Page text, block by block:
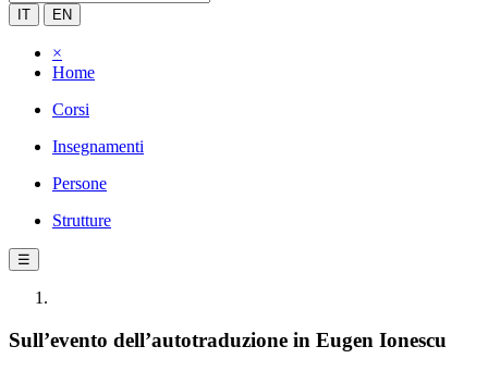
IT EN
×
Home
Corsi
Insegnamenti
Persone
Strutture
☰
Sull’evento dell’autotraduzione in Eugen Ionescu